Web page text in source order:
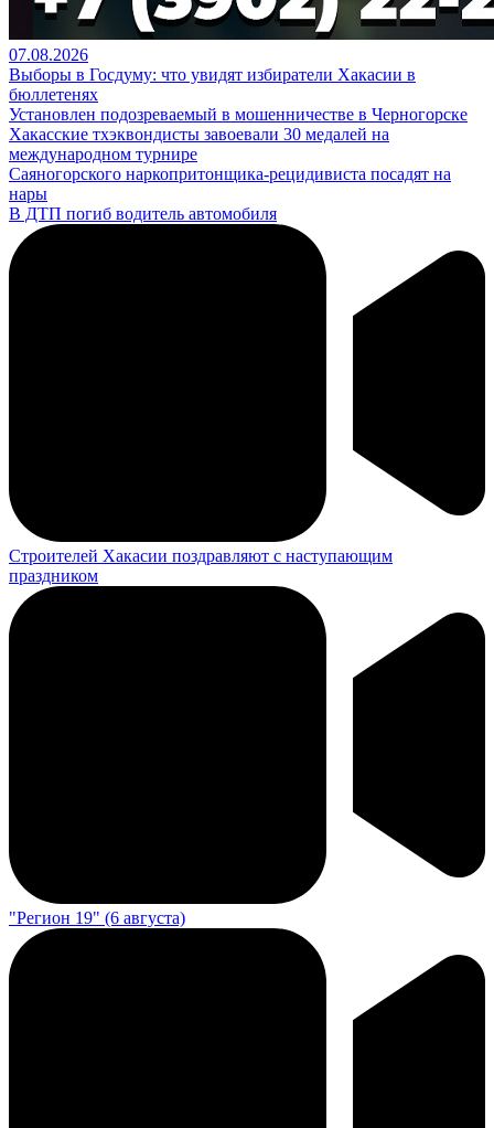
07.08.2026
Выборы в Госдуму: что увидят избиратели Хакасии в
бюллетенях
Установлен подозреваемый в мошенничестве в Черногорске
Хакасские тхэквондисты завоевали 30 медалей на
международном турнире
Саяногорского наркопритонщика-рецидивиста посадят на
нары
В ДТП погиб водитель автомобиля
Строителей Хакасии поздравляют с наступающим
праздником
"Регион 19" (6 августа)